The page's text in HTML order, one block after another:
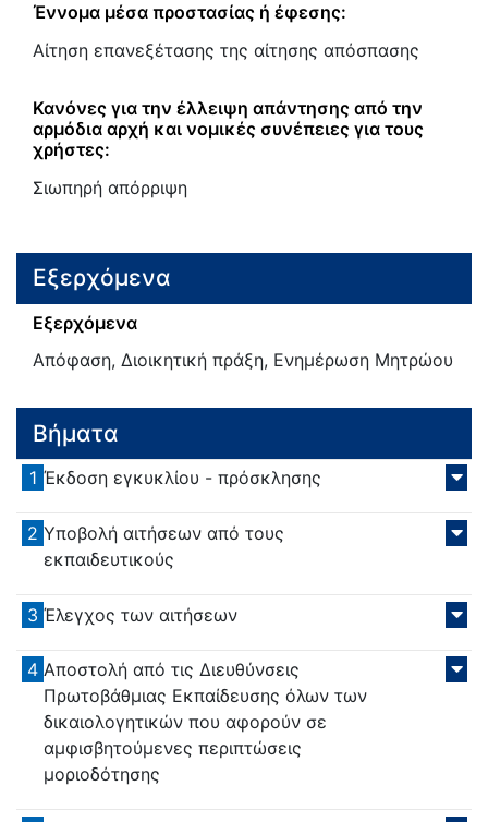
Έννομα μέσα προστασίας ή έφεσης:
Aίτηση επανεξέτασης της αίτησης απόσπασης
Κανόνες για την έλλειψη απάντησης από την
αρμόδια αρχή και νομικές συνέπειες για τους
χρήστες:
Σιωπηρή απόρριψη
Εξερχόμενα
Εξερχόμενα
Απόφαση, Διοικητική πράξη, Ενημέρωση Μητρώου
Βήματα
1 Έκδοση εγκυκλίου - πρόσκλησης
2 Υποβολή αιτήσεων από τους
εκπαιδευτικούς
3 Έλεγχος των αιτήσεων
4 Αποστολή από τις Διευθύνσεις
Πρωτοβάθμιας Εκπαίδευσης όλων των
δικαιολογητικών που αφορούν σε
αμφισβητούμενες περιπτώσεις
μοριοδότησης